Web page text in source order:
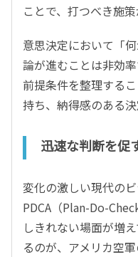
ことで、打つべき施策
意思決定において「
論が進むことは非効
前提条件を整理する
持ち、納得感のある
迅速な判断を促
変化の激しい現代の
PDCA（Plan-Do-
しきれない場面が増
るのが、アメリカ空